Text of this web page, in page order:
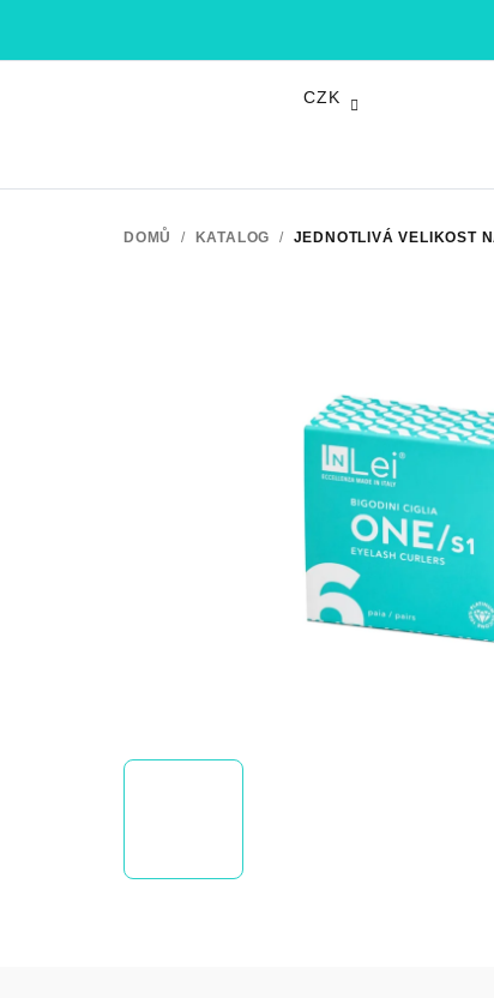
CZK
DOMŮ / KATALOG / JEDNOTLIVÁ VELIKOST